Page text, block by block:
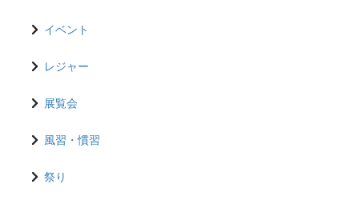
イベント
レジャー
展覧会
風習・慣習
祭り